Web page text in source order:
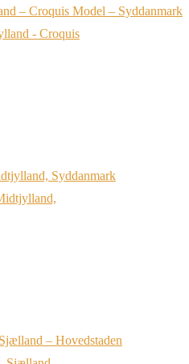
– Croquis Model – Syddanmark
Syddanmark
– Hovedstaden